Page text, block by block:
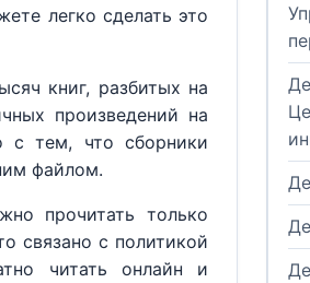
легко сделать это
книг, разбитых на
произведений на
с тем, что сборники
файлом.
прочитать только
связано с политикой
читать онлайн и